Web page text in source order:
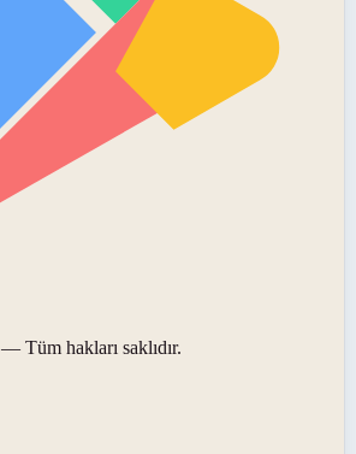
— Tüm hakları saklıdır.